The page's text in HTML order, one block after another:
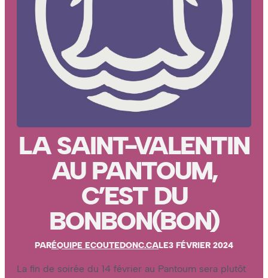
LA SAINT-VALENTIN
AU PANTOUM,
C’EST DU
BONBON(BON)
PARÉQUIPE ECOUTEDONC.CALE3 FÉVRIER 2024
La fin de soirée du 14 février au Pantoum sera plutôt